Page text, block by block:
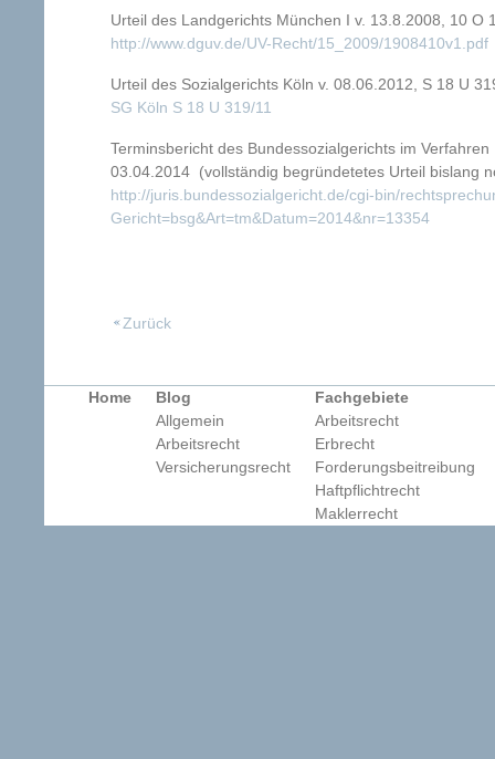
Urteil des Landgerichts München I v. 13.8.2008, 10 O
http://www.dguv.de/UV-Recht/15_2009/1908410v1.pdf
Urteil des Sozialgerichts Köln v. 08.06.2012, S 18 U
SG Köln S 18 U 319/11
Terminsbericht des Bundessozialgerichts im
03.04.2014 (vollständig begründetetes Urteil bislang
http://juris.bundessozialgericht.de/cgi-bin/
Gericht=bsg&Art=tm&Datum=2014&nr=13354
Zurück
Home Blog
Fachgebiete
Allgemein
Arbeitsrecht
Versicherungsrecht
Arbeitsrecht
Erbrecht
Forderungsbeitreibung
Haftpflichtrecht
Maklerrecht